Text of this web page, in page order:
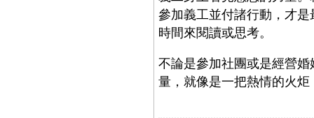
參加義工並付諸行動，才
時間來閱讀或思考。
不論是參加社團或是經營
量，就像是一把熱情的火